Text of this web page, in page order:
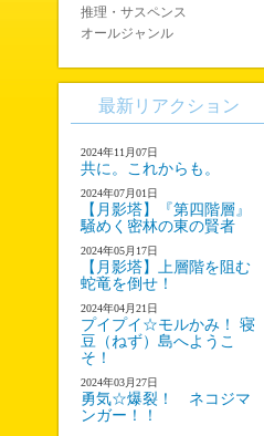
推理・サスペンス
オールジャンル
最新リアクション
2024年11月07日
共に。これからも。
2024年07月01日
【月影塔】『第四階層』
騒めく密林の東の賢者
2024年05月17日
【月影塔】上層階を阻む
蛇竜を倒せ！
2024年04月21日
プイプイ☆モルかみ！ 寝
豆（ねず）島へようこ
そ！
2024年03月27日
勇気☆爆裂！ ネコジマ
ンガー！！